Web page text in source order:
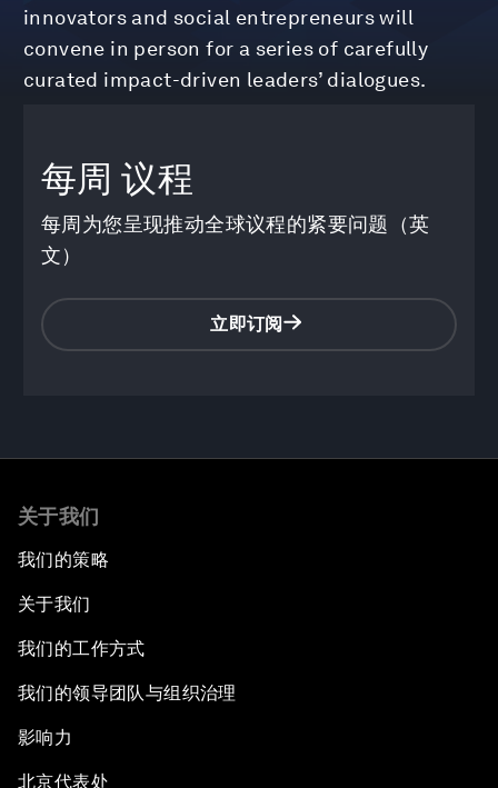
innovators and social entrepreneurs will
convene in person for a series of carefully
curated impact-driven leaders’ dialogues.
每周 议程
每周为您呈现推动全球议程的紧要问题（英
文）
立即订阅
0
32
12
seconds
关于我们
我们的策略
关于我们
我们的工作方式
我们的领导团队与组织治理
影响力
北京代表处